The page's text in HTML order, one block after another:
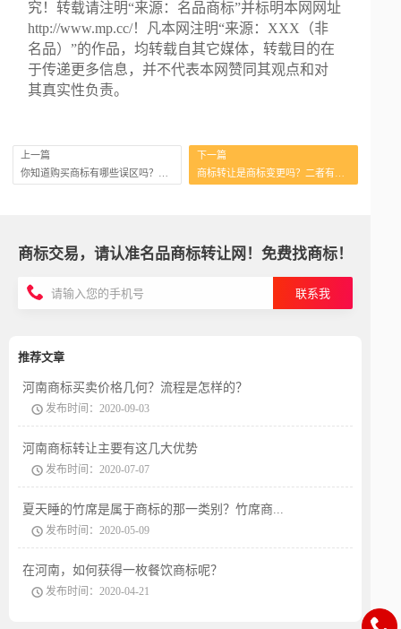
究！转载请注明“来源：名品商标”并标明本网网址
http://www.mp.cc/！凡本网注明“来源：XXX（非
名品）”的作品，均转载自其它媒体，转载目的在
于传递更多信息，并不代表本网赞同其观点和对
其真实性负责。
上一篇
下一篇
商标转让是商标变更吗？二者有什么区别？
商标交易，请认准名品商标转让网！免费找商标！
联系我
推荐文章
河南商标买卖价格几何？流程是怎样的？
发布时间：2020-09-03
河南商标转让主要有这几大优势
发布时间：2020-07-07
夏天睡的竹席是属于商标的那一类别？竹席商...
发布时间：2020-05-09
在河南，如何获得一枚餐饮商标呢？
发布时间：2020-04-21